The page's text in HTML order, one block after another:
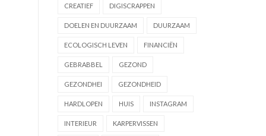
CREATIEF DIGISCRAPPEN
DOELEN EN DUURZAAM DUURZAAM
ECOLOGISCH LEVEN FINANCIËN
GEBRABBEL GEZOND
GEZONDHEI GEZONDHEID
HARDLOPEN HUIS INSTAGRAM
INTERIEUR KARPERVISSEN